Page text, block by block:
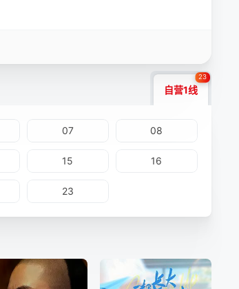
自营1线
23
07 08
15 16
23